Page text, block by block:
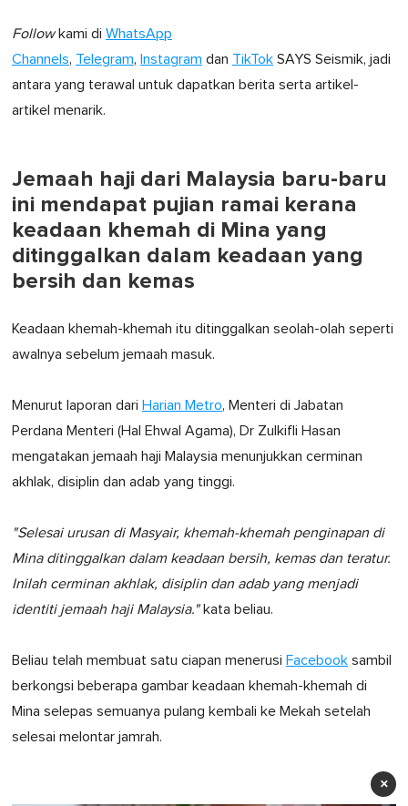
Followkami di WhatsApp
Channels, Telegram, Instagram dan TikTok SAYS Seismik, jadi
antara yang terawal untuk dapatkan berita serta artikel-
artikel menarik.
Jemaah haji dari Malaysia baru-baru
ini mendapat pujian ramai kerana
keadaan khemah di Mina yang
ditinggalkan dalam keadaan yang
bersih dan kemas
Keadaan khemah-khemah itu ditinggalkan seolah-olah seperti
awalnya sebelum jemaah masuk.
Menurut laporan dari Harian Metro, Menteri di Jabatan
Perdana Menteri (Hal Ehwal Agama), Dr Zulkifli Hasan
mengatakan jemaah haji Malaysia menunjukkan cerminan
akhlak, disiplin dan adab yang tinggi.
"Selesai urusan di Masyair, khemah-khemah penginapan di
Mina ditinggalkan dalam keadaan bersih, kemas dan teratur.
Inilah cerminan akhlak, disiplin dan adab yang menjadi
identiti jemaah haji Malaysia."kata beliau.
Beliau telah membuat satu ciapan menerusi Facebook sambil
berkongsi beberapa gambar keadaan khemah-khemah di
Mina selepas semuanya pulang kembali ke Mekah setelah
selesai melontar jamrah.
×